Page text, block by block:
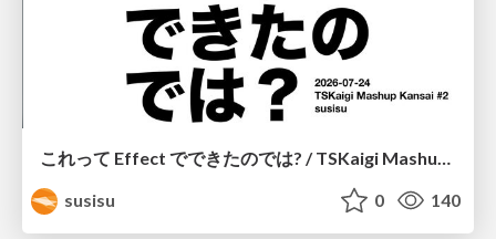
これって Effect でできたのでは? / TSKaigi Mashup Kansai #2
susisu
0 140